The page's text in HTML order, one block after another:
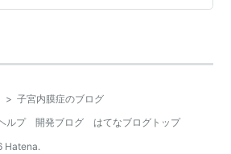
卵巣嚢腫(チョコレート嚢胞)の手術
> 子宮内膜症のブログ
ルプ 開発ブログ
はてなブログトップ
Hatena.